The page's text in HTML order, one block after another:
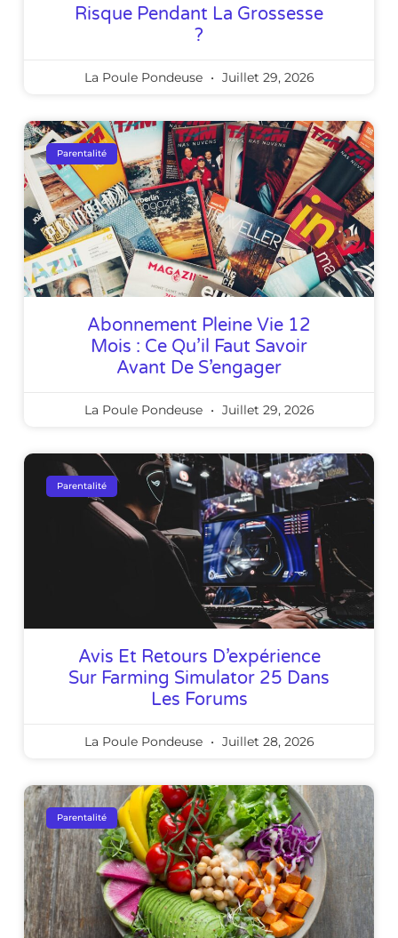
Risque Pendant La Grossesse
?
La Poule Pondeuse Juillet 29, 2026
Parentalité
Abonnement Pleine Vie 12
Mois : Ce Qu’il Faut Savoir
Avant De S’engager
La Poule Pondeuse Juillet 29, 2026
Parentalité
Avis Et Retours D’expérience
Sur Farming Simulator 25 Dans
Les Forums
La Poule Pondeuse Juillet 28, 2026
Parentalité